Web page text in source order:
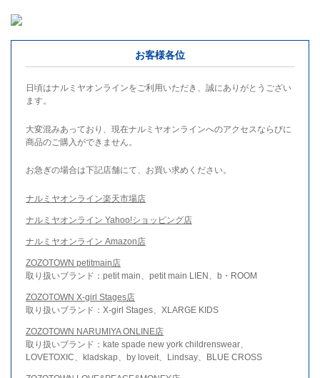
お客様各位
日頃はナルミヤオンラインをご利用いただき、誠にありがとうござい
ます。
大変混みあっており、現在ナルミヤオンラインへのアクセスならびに
商品のご購入ができません。
お急ぎの場合は下記店舗にて、お買い求めください。
ナルミヤオンライン楽天市場店
ナルミヤオンライン Yahoo!ショッピング店
ナルミヤオンライン Amazon店
ZOZOTOWN petitmain店
取り扱いブランド：petit main、petit main LIEN、b・ROOM
ZOZOTOWN X-girl Stages店
取り扱いブランド：X-girl Stages、XLARGE KIDS
ZOZOTOWN NARUMIYA ONLINE店
取り扱いブランド：kate spade new york childrenswear、
LOVETOXIC、kladskap、by loveit、Lindsay、BLUE CROSS